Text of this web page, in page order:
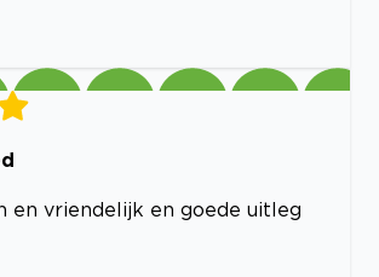
en vriendelijk en goede uitleg